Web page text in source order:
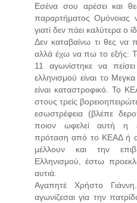
Εσένα σου αρέσει και
παραρτήματος Ομόνοιας
γιατί δεν πάει καλύτερα ο
Δεν καταβαίνω τι θες να
αλλά έχω να πω το εξής:
11 αγωνίστηκε να
ελληνισμού είναι το
είναι καταστροφικό. Το
στους τρείς
εσωστρέφεια (βλέπε
ποιον ωφελεί αυτή η
πρόταση από το ΚΕΑΔ ή
μέλλουν και την
Ελληνισμού, έστω
αυτιά.
Αγαπητέ Χρήστο
αγωνίζεσαι για την